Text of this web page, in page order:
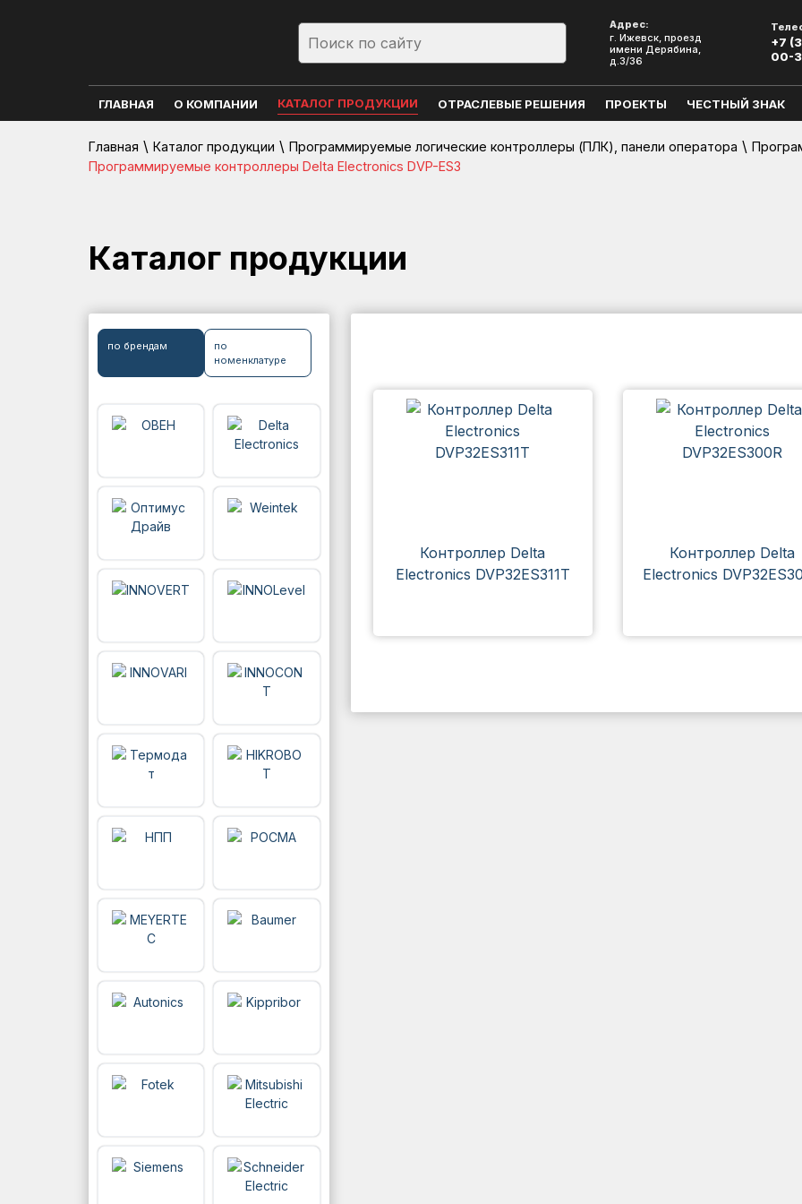
Адрес:
г. Ижевск, проезд
имени Дерябина,
д.3/36
+7
00-
ГЛАВНАЯ О КОМПАНИИ КАТАЛОГ ПРОДУКЦИИ ОТРАСЛЕВЫЕ РЕШЕНИЯ ПРОЕКТЫ ЧЕСТНЫЙ ЗНАК
Главная \ Каталог продукции \ Программируемые логические контроллеры (ПЛК), панели оператора \
Программируемые контроллеры Delta Electronics DVP-ES3
Каталог продукции
по брендам
по
номенклатуре
Контроллер Delta
Electronics DVP32ES311T
Контроллер Delta
Electronics